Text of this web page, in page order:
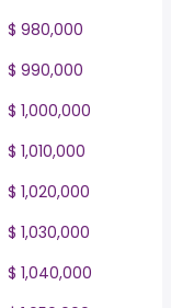
$ 980,000
$ 990,000
$ 1,000,000
$ 1,010,000
$ 1,020,000
$ 1,030,000
$ 1,040,000